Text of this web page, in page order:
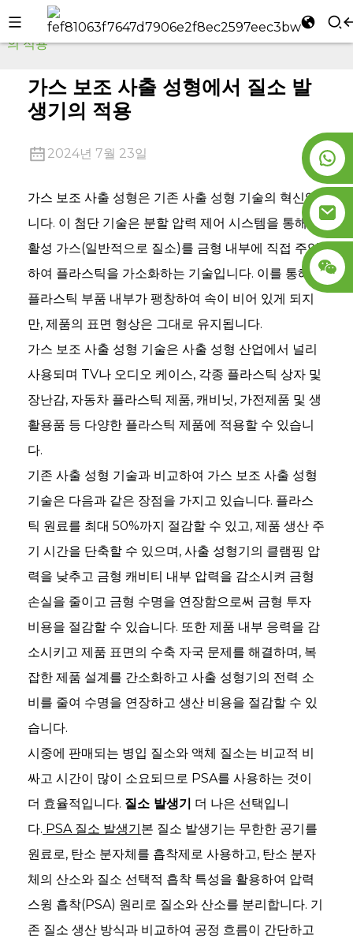
집 회사 소식
가스 보조 사출 성형에서 질소 발생기
의 적용
가스 보조 사출 성형에서 질소 발
생기의 적용
2024년 7월 23일
가스 보조 사출 성형은 기존 사출 성형 기술의 혁신입
니다. 이 첨단 기술은 분할 압력 제어 시스템을 통해 불
활성 가스(일반적으로 질소)를 금형 내부에 직접 주입
하여 플라스틱을 가소화하는 기술입니다. 이를 통해
플라스틱 부품 내부가 팽창하여 속이 비어 있게 되지
만, 제품의 표면 형상은 그대로 유지됩니다.
가스 보조 사출 성형 기술은 사출 성형 산업에서 널리
사용되며 TV나 오디오 케이스, 각종 플라스틱 상자 및
장난감, 자동차 플라스틱 제품, 캐비닛, 가전제품 및 생
활용품 등 다양한 플라스틱 제품에 적용할 수 있습니
다.
기존 사출 성형 기술과 비교하여 가스 보조 사출 성형
기술은 다음과 같은 장점을 가지고 있습니다. 플라스
틱 원료를 최대 50%까지 절감할 수 있고, 제품 생산 주
기 시간을 단축할 수 있으며, 사출 성형기의 클램핑 압
력을 낮추고 금형 캐비티 내부 압력을 감소시켜 금형
손실을 줄이고 금형 수명을 연장함으로써 금형 투자
비용을 절감할 수 있습니다. 또한 제품 내부 응력을 감
소시키고 제품 표면의 수축 자국 문제를 해결하며, 복
잡한 제품 설계를 간소화하고 사출 성형기의 전력 소
비를 줄여 수명을 연장하고 생산 비용을 절감할 수 있
습니다.
시중에 판매되는 병입 질소와 액체 질소는 비교적 비
싸고 시간이 많이 소요되므로 PSA를 사용하는 것이
더 효율적입니다. 질소 발생기 더 나은 선택입니
다. PSA 질소 발생기본 질소 발생기는 무한한 공기를
원료로, 탄소 분자체를 흡착제로 사용하고, 탄소 분자
체의 산소와 질소 선택적 흡착 특성을 활용하여 압력
스윙 흡착(PSA) 원리로 질소와 산소를 분리합니다. 기
존 질소 생산 방식과 비교하여 공정 흐름이 간단하고